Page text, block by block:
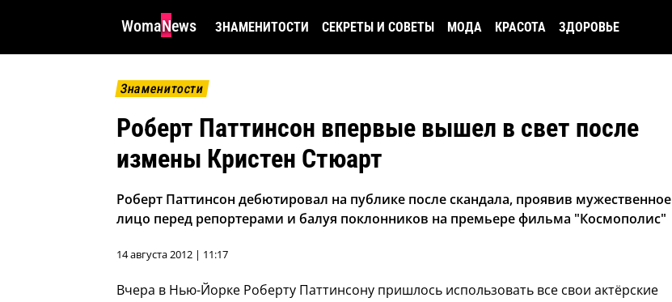
WomaNews ЗНАМЕНИТОСТИ СЕКРЕТЫ И СОВЕТЫ МОДА КРАСОТА ЗДОРОВЬЕ
Знаменитости
Роберт Паттинсон впервые вышел в свет после
измены Кристен Стюарт
Роберт Паттинсон дебютировал на публике после скандала, проявив мужественное
лицо перед репортерами и балуя поклонников на премьере фильма "Космополис"
14 августа 2012 | 11:17
Вчера в Нью-Йорке Роберту Паттинсону пришлось использовать все свои актёрские